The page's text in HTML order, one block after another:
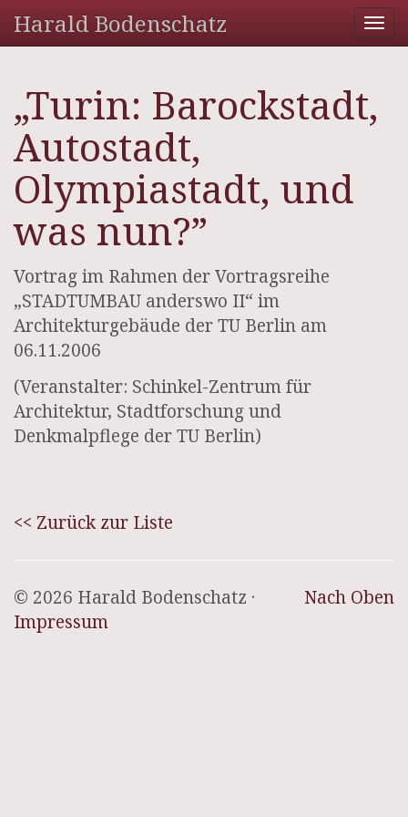
Harald Bodenschatz
„Turin: Barockstadt,
Autostadt,
Olympiastadt, und
was nun?”
Vortrag im Rahmen der Vortragsreihe
„STADTUMBAU anderswo II“ im
Architekturgebäude der TU Berlin am
06.11.2006
(Veranstalter: Schinkel-Zentrum für
Architektur, Stadtforschung und
Denkmalpflege der TU Berlin)
<< Zurück zur Liste
Nach Oben
© 2026 Harald Bodenschatz ·
Impressum